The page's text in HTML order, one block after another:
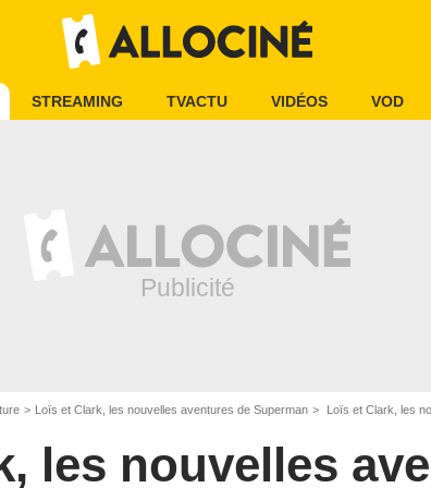
STREAMING TVACTU VIDÉOS VOD
Loïs et Clark, les nouvelles aventures de Superman Loïs et Clark, les
les nouvelles